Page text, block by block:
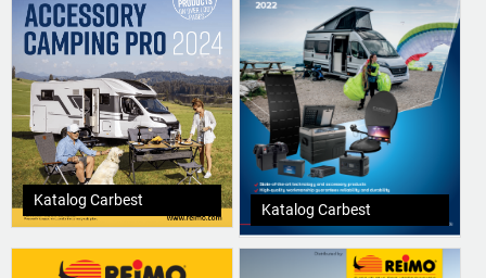
Katalog Carbest
Katalog Carbest